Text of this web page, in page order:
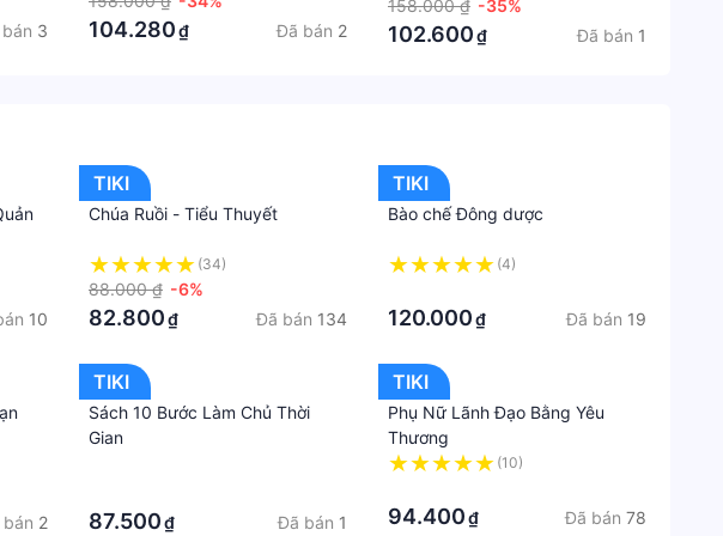
tuỳ vào loại sản phẩm, hình thức và địa chỉ giao hàng mà có thể
với đơn hàng giao từ nước ngoài có giá trị trên 1 triệu đồng).....
3 104.280₫ Đã bán 2
158.000 ₫ -35%
102.600₫ Đã bán 1
10
TIKI
Chúa Ruồi - Tiểu Thuyết
(34)
88.000 ₫ -6%
82.800₫ Đã bán 134
TIKI
Bào chế Đông dược
(4)
120.000₫ Đã bán 19
2
TIKI
Sách 10 Bước Làm Chủ Thời
Gian
87.500₫ Đã bán 1
TIKI
Phụ Nữ Lãnh Đạo Bằng Yêu
Thương
(10)
94.400₫ Đã bán 78